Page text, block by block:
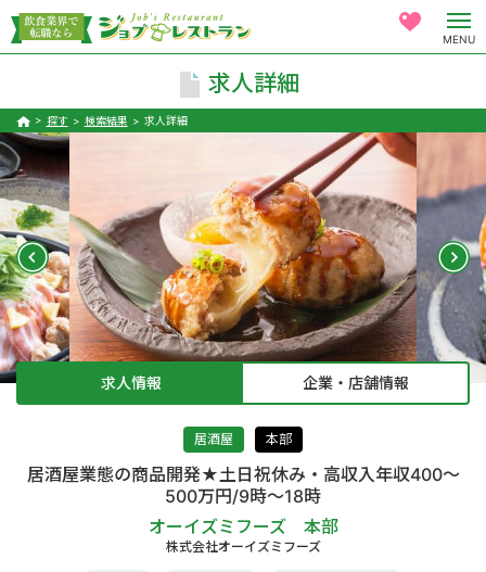
MENU
求人詳細
探す 検索結果 求人詳細
求人情報 企業・店舗情報
居酒屋 本部
居酒屋業態の商品開発★土日祝休み・高収入年収400～
500万円/9時～18時
オーイズミフーズ 本部
株式会社オーイズミフーズ